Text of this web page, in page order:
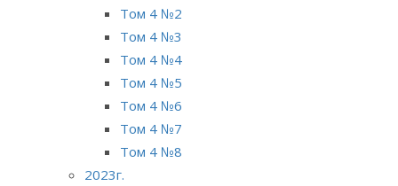
Том 4 №2
Том 4 №3
Том 4 №4
Том 4 №5
Том 4 №6
Том 4 №7
Том 4 №8
2023г.